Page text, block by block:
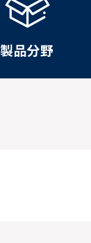
製品分野